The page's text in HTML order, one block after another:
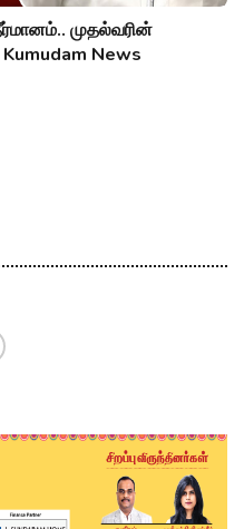
முதல்வரின்
News